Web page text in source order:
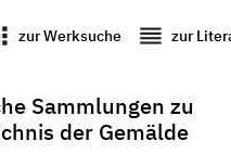
zur Werksuche reorder zur
Sammlungen zu
der Gemälde